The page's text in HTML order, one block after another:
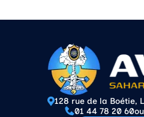
128 rue de la Boétie,
01 44 78 20 60ou